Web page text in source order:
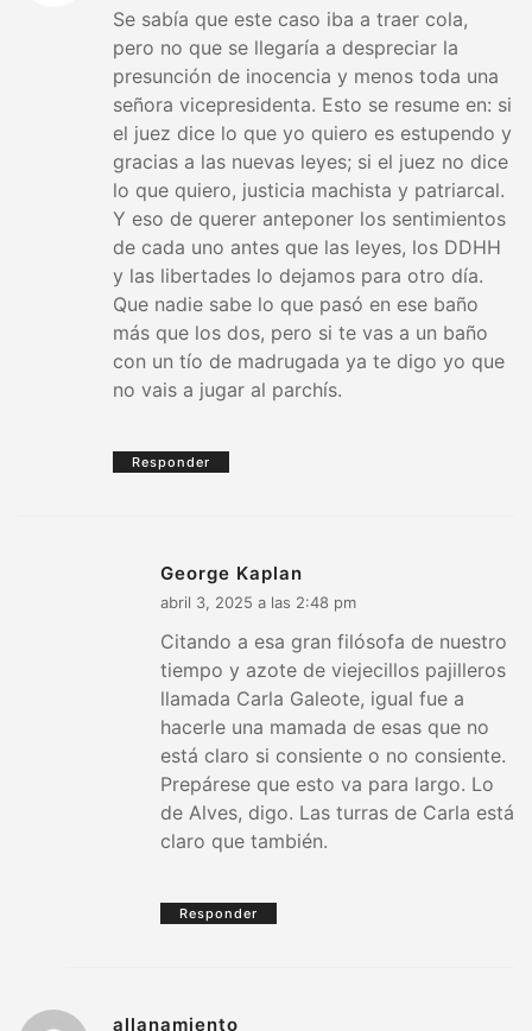
Se sabía que este caso iba a traer cola,
pero no que se llegaría a despreciar la
presunción de inocencia y menos toda una
señora vicepresidenta. Esto se resume en: si
el juez dice lo que yo quiero es estupendo y
gracias a las nuevas leyes; si el juez no dice
lo que quiero, justicia machista y patriarcal.
Y eso de querer anteponer los sentimientos
de cada uno antes que las leyes, los DDHH
y las libertades lo dejamos para otro día.
Que nadie sabe lo que pasó en ese baño
más que los dos, pero si te vas a un baño
con un tío de madrugada ya te digo yo que
no vais a jugar al parchís.
Responder
George Kaplan
abril 3, 2025 a las 2:48 pm
Citando a esa gran filósofa de nuestro
tiempo y azote de viejecillos pajilleros
llamada Carla Galeote, igual fue a
hacerle una mamada de esas que no
está claro si consiente o no consiente.
Prepárese que esto va para largo. Lo
de Alves, digo. Las turras de Carla está
claro que también.
Responder
allanamiento